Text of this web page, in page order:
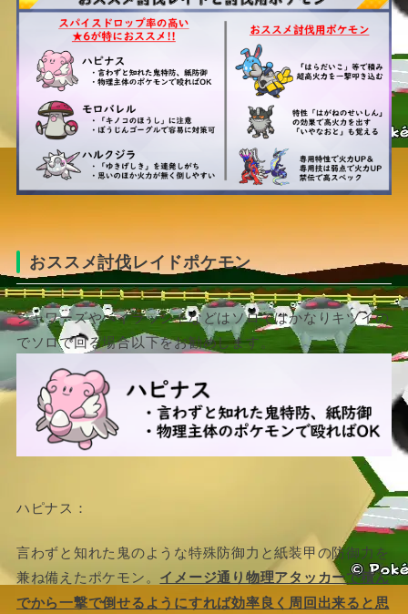
おススメ討伐レイドポケモン
シャワーズやヘイラッシャなどはソロではかなりキツイの
でソロで回る場合以下をお勧めします。
ハピナス：
言わずと知れた鬼のような特殊防御力と紙装甲の防御力を
兼ね備えたポケモン。 イメージ通り物理アタッカーで積ん
でから一撃で倒せるようにすれば効率良く周回出来ると思